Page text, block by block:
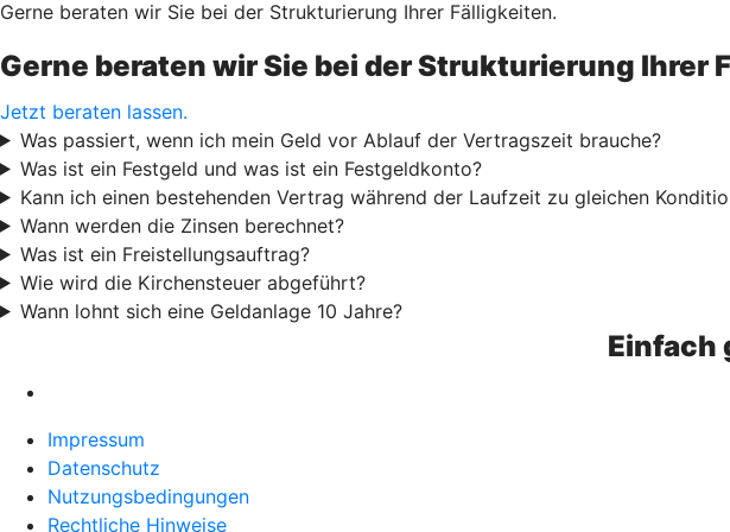
Gerne beraten wir Sie bei der Strukturierung Ihrer Fälligkeiten.
Gerne beraten wir Sie bei der Strukturierung Ihrer
Jetzt beraten lassen.
Was passiert, wenn ich mein Geld vor Ablauf der Vertragszeit brauche?
Was ist ein Festgeld und was ist ein Festgeldkonto?
Kann ich einen bestehenden Vertrag während der Laufzeit zu gleichen
Wann werden die Zinsen berechnet?
Was ist ein Freistellungsauftrag?
Wie wird die Kirchensteuer abgeführt?
Wann lohnt sich eine Geldanlage 10 Jahre?
Einfach
Impressum
Datenschutz
Nutzungsbedingungen
Rechtliche Hinweise